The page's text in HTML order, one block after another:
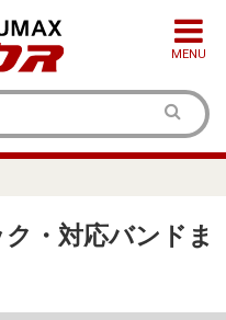
MENU
ク・対応バンドま